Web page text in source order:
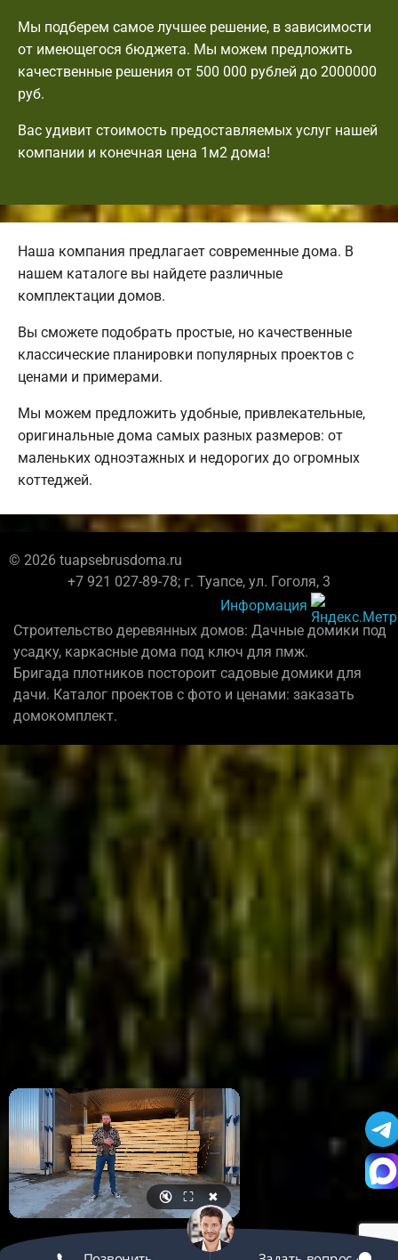
Мы подберем самое лучшее решение, в зависимости
от имеющегося бюджета. Мы можем предложить
качественные решения от 500 000 рублей до 2000000
руб.
Вас удивит стоимость предоставляемых услуг нашей
компании и конечная цена 1м2 дома!
Наша компания предлагает современные дома. В
нашем каталоге вы найдете различные
комплектации домов.
Вы сможете подобрать простые, но качественные
классические планировки популярных проектов с
ценами и примерами.
Мы можем предложить удобные, привлекательные,
оригинальные дома самых разных размеров: от
маленьких одноэтажных и недорогих до огромных
коттеджей.
© 2026 tuapsebrusdoma.ru
+7 921 027-89-78; г. Туапсе, ул. Гоголя, 3
Информация
Строительство деревянных домов: Дачные домики под
усадку, каркасные дома под ключ для пмж.
Бригада плотников постороит садовые домики для
дачи. Каталог проектов с фото и ценами: заказать
домокомплект.
🔇 ⛶ ✖